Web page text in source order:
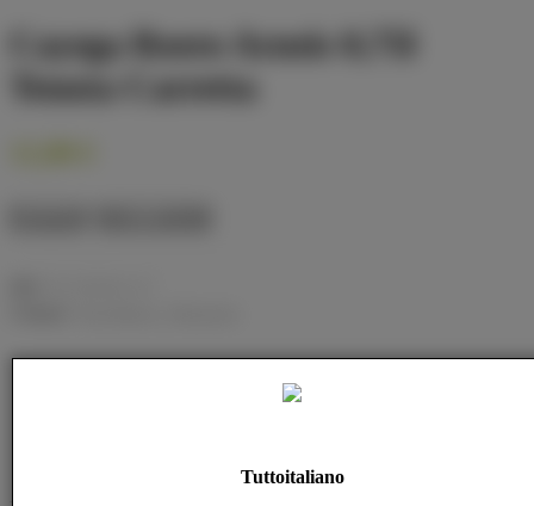
Tuttoitaliano
Cayega Roero Arneis 0,75l